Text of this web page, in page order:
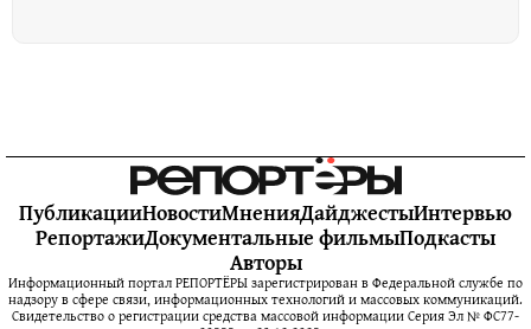
ПубликацииНовостиМненияДайджестыИнтервью
РепортажиДокументальные фильмыПодкасты
Авторы
Информационный портал РЕПОРТЁРЫ зарегистрирован в Федеральной службе по
надзору в сфере связи, информационных технологий и массовых коммуникаций.
Свидетельство о регистрации средства массовой информации Серия Эл № ФС77-